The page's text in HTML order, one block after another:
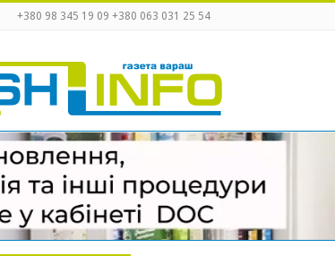
+380 98 345 19 09 +380 063 031 25 54